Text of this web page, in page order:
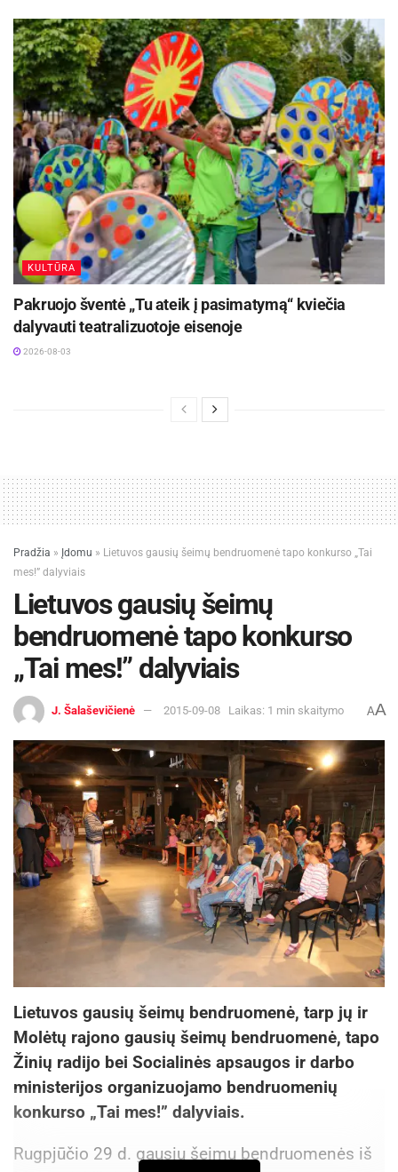
KULTŪRA
Pakruojo šventė „Tu ateik į pasimatymą“ kviečia
dalyvauti teatralizuotoje eisenoje
2026-08-03
Pradžia » Įdomu » Lietuvos gausių šeimų bendruomenė tapo konkurso „Tai
mes!” dalyviais
Lietuvos gausių šeimų
bendruomenė tapo konkurso
„Tai mes!” dalyviais
J. Šalaševičienė 2015-09-08 Laikas: 1 min skaitymo AA
Lietuvos gausių šeimų bendruomenė, tarp jų ir
Molėtų rajono gausių šeimų bendruomenė, tapo
Žinių radijo bei Socialinės apsaugos ir darbo
ministerijos organizuojamo bendruomenių
konkurso „Tai mes!” dalyviais.
Rugpjūčio 29 d. gausių šeimų bendruomenės iš